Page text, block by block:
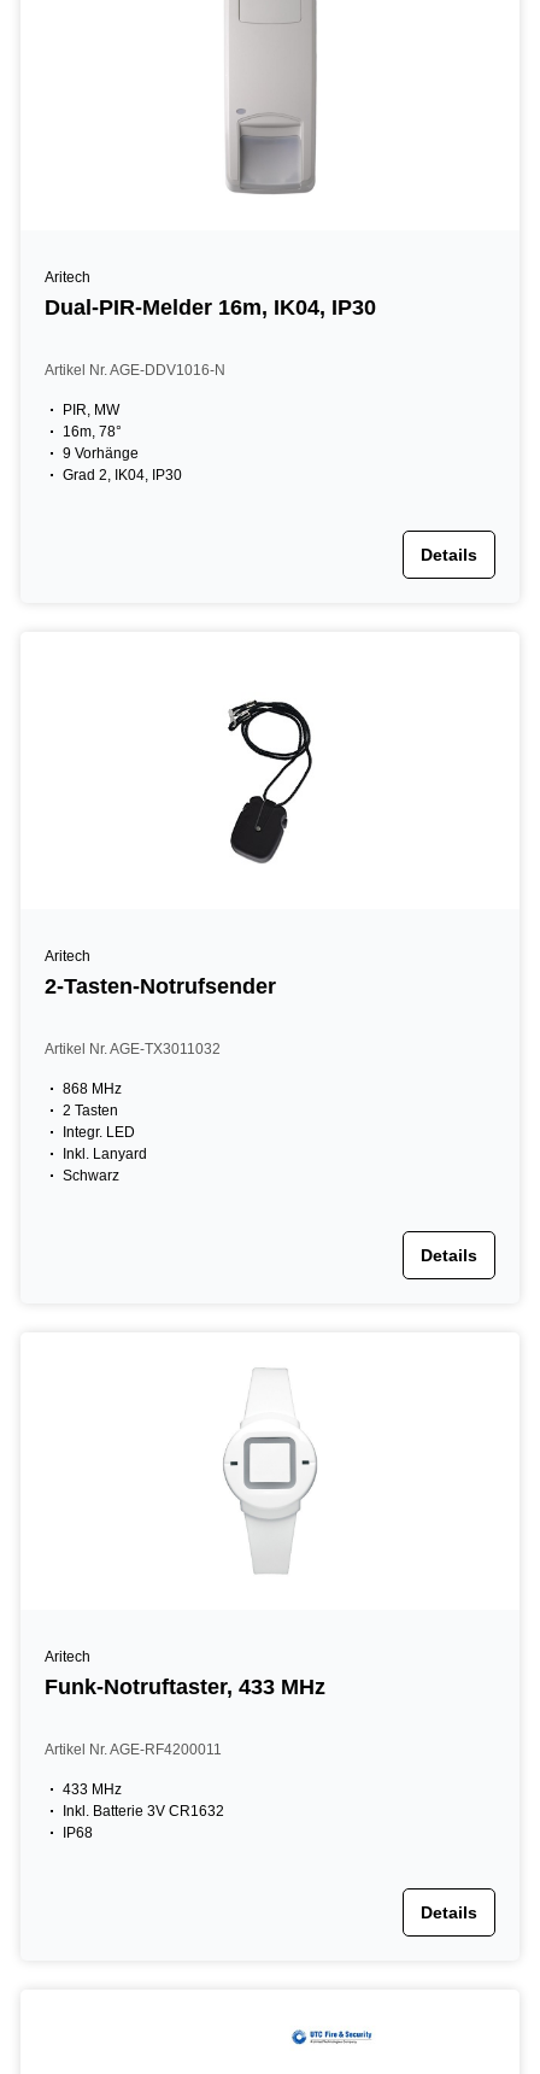
Aritech
Dual-PIR-Melder 16m, IK04, IP30
Artikel Nr. AGE-DDV1016-N
PIR, MW
16m, 78°
9 Vorhänge
Grad 2, IK04, IP30
Details
Aritech
2-Tasten-Notrufsender
Artikel Nr. AGE-TX3011032
868 MHz
2 Tasten
Integr. LED
Inkl. Lanyard
Schwarz
Details
Aritech
Funk-Notruftaster, 433 MHz
Artikel Nr. AGE-RF4200011
433 MHz
Inkl. Batterie 3V CR1632
IP68
Details